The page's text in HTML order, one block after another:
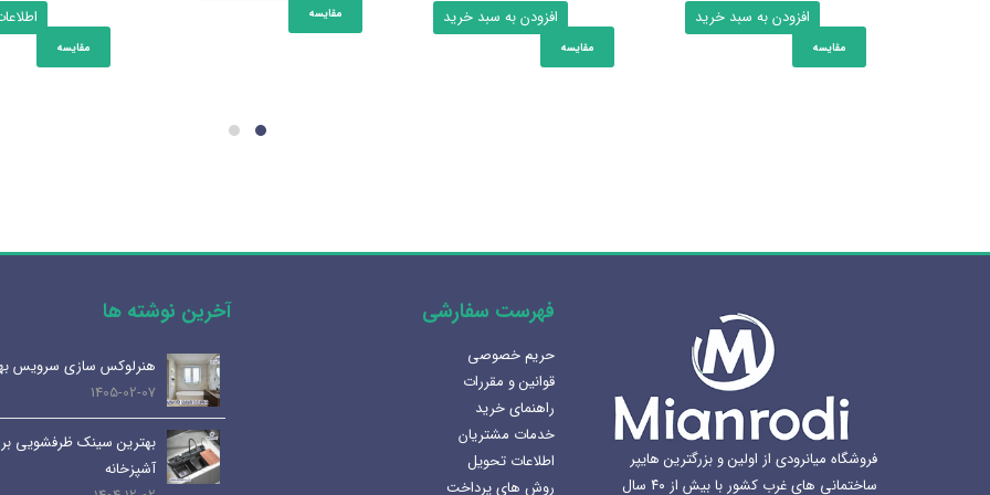
اصلی:
ریال185.260.000
افزودن به سبد خرید
مقایسه
اصلی:
ریال588.890.000
افزودن به سبد خرید
مقایسه
مقایسه
مقایسه
فروشگاه میانرودی از اولین و بزرگترین هایپر
ساختمانی های غرب کشور با بیش از ۴۰ سال
فهرست سفارشی
حریم خصوصی
قوانین و مقررات
راهنمای خرید
خدمات مشتریان
اطلاعات تحویل
روش های پرداخت
آخرین نوشته ها
هنرلوکس سازی سرویس بهداشتی
1405-02-07
بهترین سینک ظرفشویی برای
آشپزخانه
هنرلوکس سازی سرویس
1405-02-07
بهترین سینک ظرفشویی
آشپزخانه